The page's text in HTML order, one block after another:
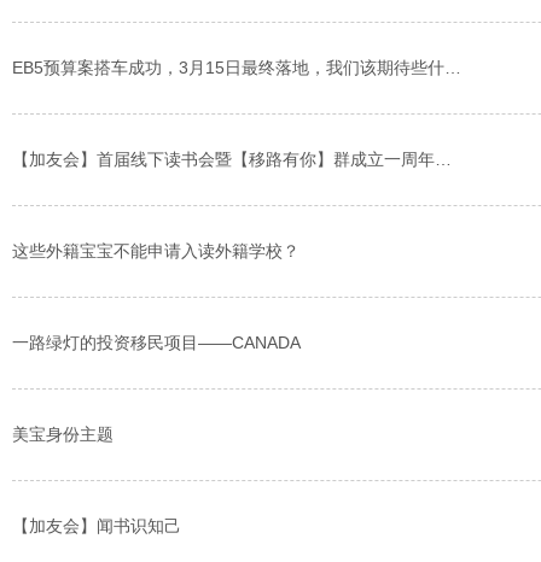
EB5预算案搭车成功，3月15日最终落地，我们该期待些什么？
【加友会】首届线下读书会暨【移路有你】群成立一周年下午茶
这些外籍宝宝不能申请入读外籍学校？
一路绿灯的投资移民项目——CANADA
美宝身份主题
【加友会】闻书识知己